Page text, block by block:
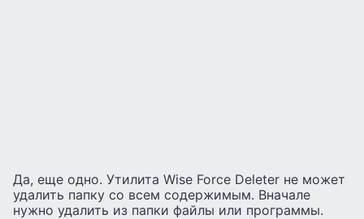
Да, еще одно. Утилита Wise Force Deleter не может
удалить папку со всем содержимым. Вначале
нужно удалить из папки файлы или программы.